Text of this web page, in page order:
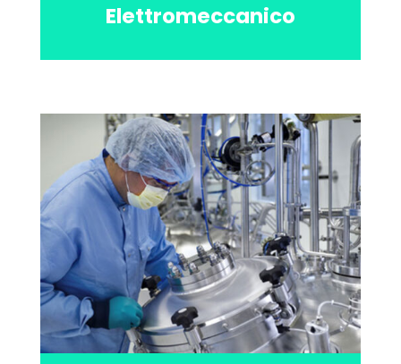
Elettromeccanico